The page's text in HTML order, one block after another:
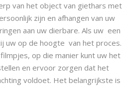
van het object van giethars met
zijn en afhangen van uw
aan uw dierbare. Als uw een
uw op de hoogte van het proces.
op die manier kunt uw het
en ervoor zorgen dat het
voldoet. Het belangrijkste is